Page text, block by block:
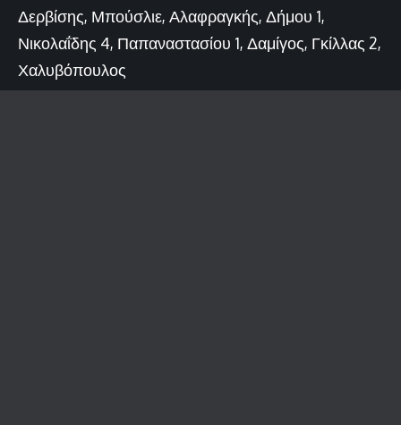
Δερβίσης, Μπούσλιε, Αλαφραγκής, Δήμου 1,
Νικολαΐδης 4, Παπαναστασίου 1, Δαμίγος, Γκίλλας 2,
Χαλυβόπουλος